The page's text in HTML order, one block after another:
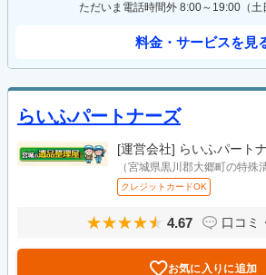
ただいま電話時間外 8:00～19:00（土
料金・サービスを見
らいふパートナーズ
[運営会社] らいふパート
（宮城県黒川郡大郷町の特殊
クレジットカードOK
4.67 口コミ
お気に入りに追加